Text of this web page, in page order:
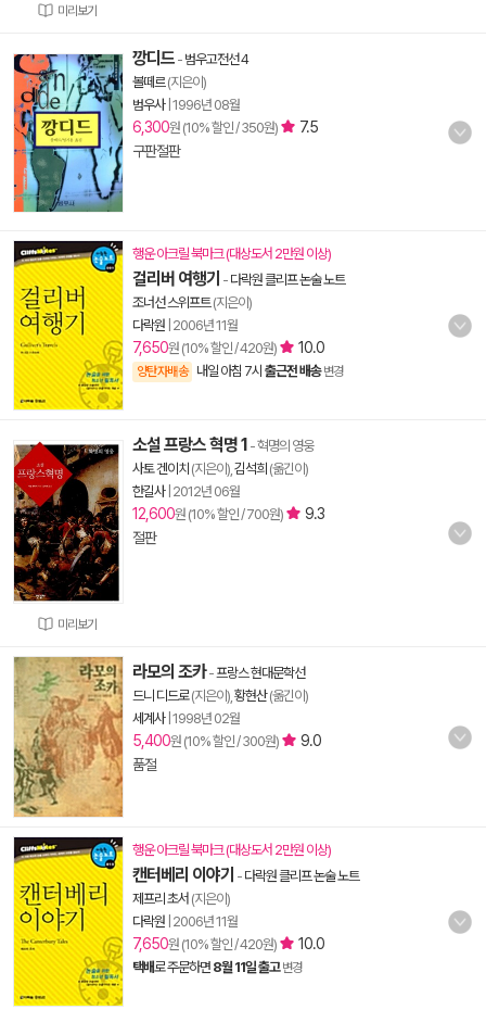
미리보기
깡디드 - 범우고전선 4
볼떼르(지은이)
범우사| 1996년 08월
6,300원 (10% 할인 / 350원)
7.5
구판절판
행운 아크릴 북마크 (대상도서 2만원 이상)
걸리버 여행기 - 다락원 클리프 논술 노트
조너선 스위프트(지은이)
다락원 2006년 11월
7,650원 (10% 할인 / 420원) 10.0
양탄자배송 내일 아침 7시 출근전 배송 변경
미리보기
소설 프랑스 혁명 1 - 혁명의 영웅
사토 겐이치 (지은이), 김석희 (옮긴이)
한길사| 2012년 06월
12,600원 (10% 할인 / 700원)
9.3
절판
라모의 조카-프랑스 현대문학선
드니 디드로(지은이), 황현산(옮긴이)
세계사| 1998년 02월
5,400원 (10% 할인 / 300원)
9.0
품절
행운 아크릴 북마크 (대상도서 2만원 이상)
캔터베리 이야기 - 다락원 클리프 논술 노트
제프리 초서 (지은이)
다락원 2006년 11월
7,650원 (10% 할인 / 420원) 10.0
택배로 주문하면 8월 11일 출고 변경